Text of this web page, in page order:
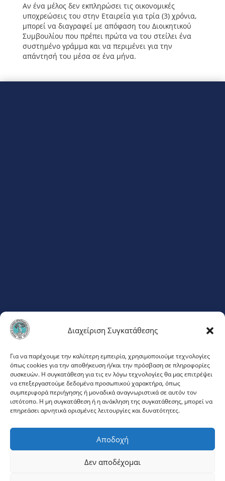
Διαχείριση Συγκατάθεσης
Για να παρέχουμε την καλύτερη εμπειρία, χρησιμοποιούμε τεχνολογίες
όπως cookies για την αποθήκευση ή/και την πρόσβαση σε πληροφορίες
συσκευών. Η συγκατάθεση για τις εν λόγω τεχνολογίες θα μας επιτρέψει
να επεξεργαστούμε δεδομένα προσωπικού χαρακτήρα, όπως
συμπεριφορά περιήγησης ή μοναδικά αναγνωριστικά σε αυτόν τον
ιστότοπο. Η μη συγκατάθεση ή η ανάκληση της συγκατάθεσης, μπορεί να
επηρεάσει αρνητικά ορισμένες λειτουργίες και δυνατότητες.
Αποδοχή
Δεν αποδέχομαι
Αν ένα μέλος δεν εκπληρώσει τις οικονομικές
υποχρεώσεις του στην Εταιρεία για τρία (3) χρόνια,
μπορεί να διαγραφεί με απόφαση του Διοικητικού
Συμβουλίου που πρέπει πρώτα να του στείλει ένα
συστημένο γράμμα και να περιμένει για την
απάντησή του μέσα σε ένα μήνα.
ΦΛΕΜΙΓΚ 20
ΜΑΡΟΥΣΙ 151 23
ΤΗΛ:210 68 54 156
ΕΙΣΟΔΟΣ
CONNECT WITH US